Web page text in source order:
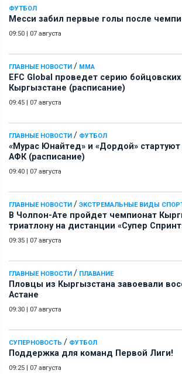
ФУТБОЛ
Месси забил первые голы после
09:50 | 07 августа
ГЛАВНЫЕ НОВОСТИ / ММА
EFC Global проведет серию
Кыргызстане (расписание)
09:45 | 07 августа
ГЛАВНЫЕ НОВОСТИ / ФУТБОЛ
«Мурас Юнайтед» и «Дордой»
АФК (расписание)
09:40 | 07 августа
ГЛАВНЫЕ НОВОСТИ / ЭКСТРЕМАЛЬНЫЕ ВИДЫ
В Чолпон-Ате пройдет чемпионат
триатлону на дистанции «Супер
09:35 | 07 августа
ГЛАВНЫЕ НОВОСТИ / ПЛАВАНИЕ
Пловцы из Кыргызстана завоевали
Астане
09:30 | 07 августа
СУПЕРНОВОСТЬ / ФУТБОЛ
Поддержка для команд Первой Лиги!
09:25 | 07 августа